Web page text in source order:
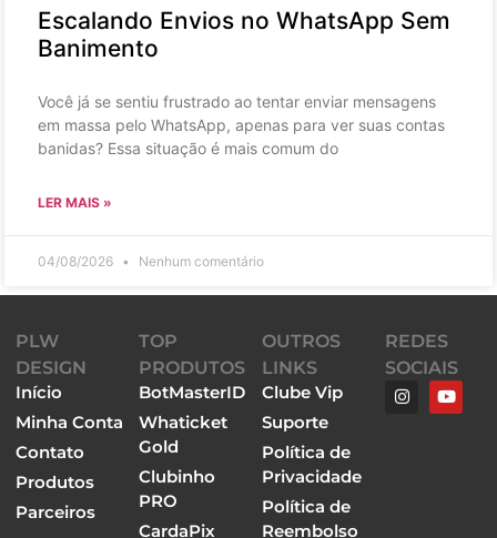
Escalando Envios no WhatsApp Sem
Banimento
Você já se sentiu frustrado ao tentar enviar mensagens
em massa pelo WhatsApp, apenas para ver suas contas
banidas? Essa situação é mais comum do
LER MAIS »
04/08/2026 Nenhum comentário
PLW
DESIGN
Início
Minha Conta
Contato
Produtos
Parceiros
TOP
PRODUTOS
BotMasterID
Whaticket
Gold
Clubinho
PRO
CardaPix
OUTROS
LINKS
Clube Vip
Suporte
Política de
Privacidade
Política de
Reembolso
REDES
SOCIAIS